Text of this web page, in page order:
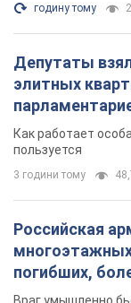
годину тому
Депутаты
элитных
поселился
Как работает
пользуется
3 години тому
Российская
погибших,
Враг умышленно